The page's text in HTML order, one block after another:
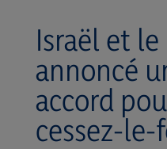
Israël et
annoncé
accord
cessez-le-